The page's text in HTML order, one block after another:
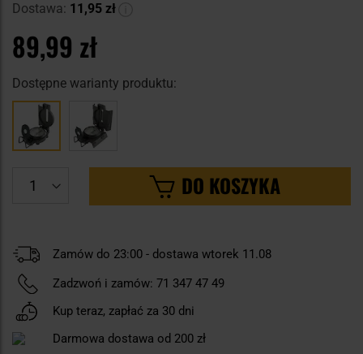
Dostawa: 11,95 zł
89,99 zł
Dostępne warianty produktu:
DO KOSZYKA
Zamów do 23:00 - dostawa wtorek 11.08
Zadzwoń i zamów: 71 347 47 49
Kup teraz, zapłać za 30 dni
Darmowa dostawa od 200 zł